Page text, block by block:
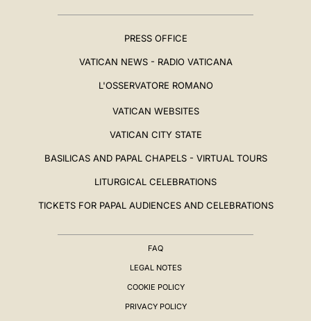
PRESS OFFICE
VATICAN NEWS - RADIO VATICANA
L'OSSERVATORE ROMANO
VATICAN WEBSITES
VATICAN CITY STATE
BASILICAS AND PAPAL CHAPELS - VIRTUAL TOURS
LITURGICAL CELEBRATIONS
TICKETS FOR PAPAL AUDIENCES AND CELEBRATIONS
FAQ
LEGAL NOTES
COOKIE POLICY
PRIVACY POLICY